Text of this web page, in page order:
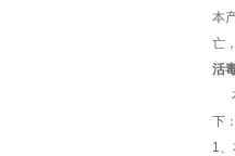
本
亡
活
1